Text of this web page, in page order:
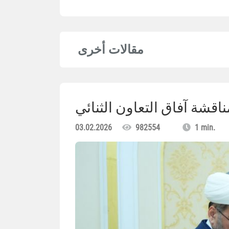
مقالات أخرى
آفاق التعاون الثنائي
03.02.2026 982554 1 min.